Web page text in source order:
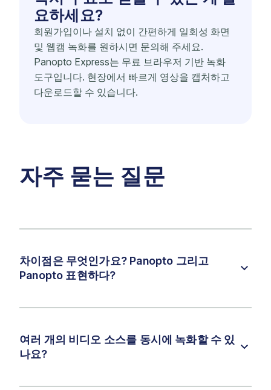
요하세요?
회원가입이나 설치 없이 간편하게 일회성 화면
및 웹캠 녹화를 원하시면 문의해 주세요.
Panopto Express는 무료 브라우저 기반 녹화
도구입니다. 현장에서 빠르게 영상을 캡처하고
다운로드할 수 있습니다.
자주 묻는 질문
차이점은 무엇인가요? Panopto 그리고
Panopto 표현하다?
여러 개의 비디오 소스를 동시에 녹화할 수 있
나요?